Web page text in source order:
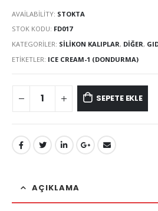
AVAILABILITY: STOKTA
STOK KODU: FD017
KATEGORILER: SILIKON KALIPLAR, DIĞER,
ETIKETLER: ICE CREAM-1 (DONDURMA)
SEPETE EKLE
AÇIKLAMA